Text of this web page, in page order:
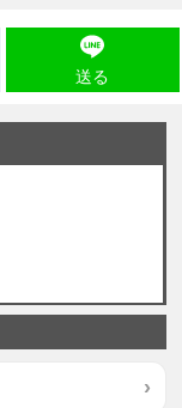
送る